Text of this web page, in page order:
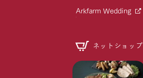
Arkfarm Wedding
ネットショップ